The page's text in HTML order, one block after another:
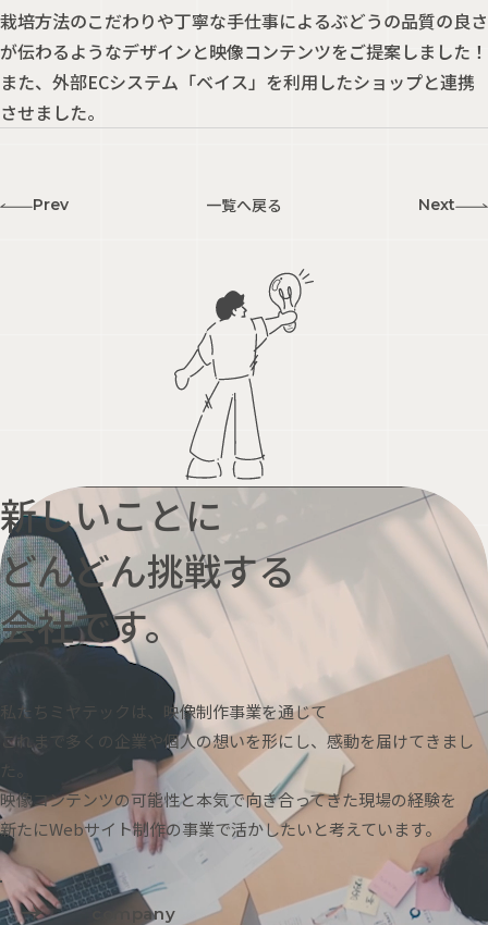
栽培方法のこだわりや丁寧な手仕事によるぶどうの品質の良さ
が伝わるようなデザインと映像コンテンツをご提案しました！
また、外部ECシステム「ベイス」を利用したショップと連携
させました。
Prev 一覧へ戻る Next
新しいことに
どんどん挑戦する
会社です。
私たちミヤテックは、映像制作事業を通じて
これまで多くの企業や個人の想いを形にし、感動を届けてきまし
た。
映像コンテンツの可能性と本気で向き合ってきた現場の経験を
新たにWebサイト制作の事業で活かしたいと考えています。
company